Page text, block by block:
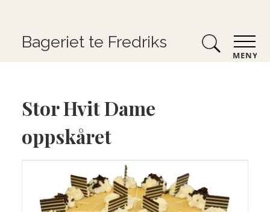
Bageriet te Fredriks
MENY
Stor Hvit Dame
oppskåret